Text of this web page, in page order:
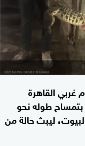
غربي القاهرة
بتمساح طوله نحو
ليبث حالة من